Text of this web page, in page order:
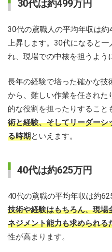
30代は約499万円
30代の鳶職人の平均年収は約
上昇します。30代になると一
れ、現場での中核を担うよう
長年の経験で培った確かな技
から、難しい作業を任された
的な役割を担ったりすること
術と経験、そしてリーダーシ
る時期といえます。
40代は約625万円
40代の鳶職の平均年収は約
技術や経験はもちろん、現場
ネジメント能力も求められる
性が高まります。